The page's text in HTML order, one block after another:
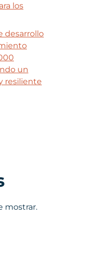
los
desarrollo
un
resiliente
mostrar.